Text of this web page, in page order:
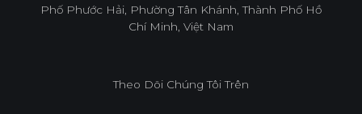
Phố Phước Hải, Phường Tân Khánh, Thành Phố Hồ
Chí Minh, Việt Nam
Theo Dõi Chúng Tôi Trên